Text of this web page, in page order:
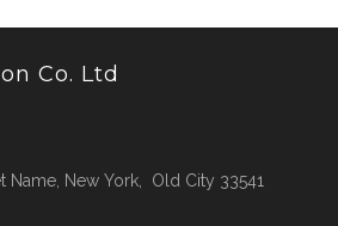
Co. Ltd
Name, New York, Old City 33541